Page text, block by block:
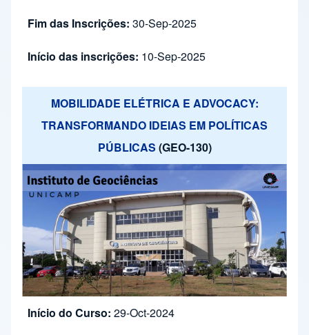
Fim das Inscrições: 30-Sep-2025
Início das inscrições: 10-Sep-2025
MOBILIDADE ELÉTRICA E ADVOCACY:
TRANSFORMANDO IDEIAS EM POLÍTICAS
PÚBLICAS (GEO-130)
Início do Curso: 29-Oct-2024